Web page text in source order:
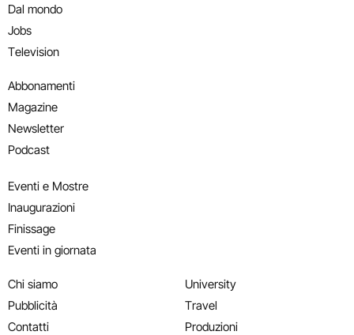
Dal mondo
Jobs
Television
Abbonamenti
Magazine
Newsletter
Podcast
Eventi e Mostre
Inaugurazioni
Finissage
Eventi in giornata
Chi siamo
Pubblicità
Contatti
University
Travel
Produzioni